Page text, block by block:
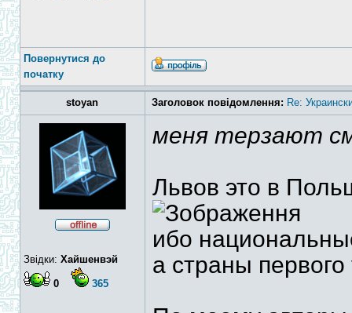
Повернутися до
початку
stoyan Заголовок повідомлення: Re:
Звідки: Хайшенвэй
0 365
меня терзают
Львов это в
ибо
а страны первого